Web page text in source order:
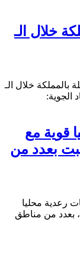
خلال الـ
خلال الـ
قوية مع
بعدد من
رعدية محليا
بعدد من مناطق